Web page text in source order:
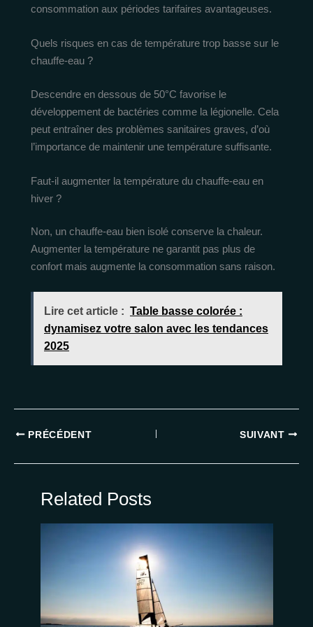
consommation aux périodes tarifaires avantageuses.
Quels risques en cas de température trop basse sur le
chauffe-eau ?
Descendre en dessous de 50°C favorise le
développement de bactéries comme la légionelle. Cela
peut entraîner des problèmes sanitaires graves, d’où
l’importance de maintenir une température suffisante.
Faut-il augmenter la température du chauffe-eau en
hiver ?
Non, un chauffe-eau bien isolé conserve la chaleur.
Augmenter la température ne garantit pas plus de
confort mais augmente la consommation sans raison.
Lire cet article : Table basse colorée :
dynamisez votre salon avec les tendances
2025
PRÉCÉDENT SUIVANT
Related Posts